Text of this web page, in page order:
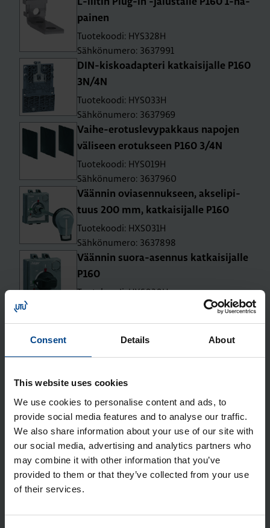
Consent Details About
This website uses cookies
We use cookies to personalise content and ads, to
provide social media features and to analyse our traffic.
We also share information about your use of our site with
our social media, advertising and analytics partners who
may combine it with other information that you’ve
provided to them or that they’ve collected from your use
of their services.
L-lii­tin Plug-In -ja­lus­tal­le P160 1-na­
pai­nen
Tuotekoodi: HYS328H
Sähkönumero: 3637991
DIN-kis­koa­dap­te­ri kat­kai­si­jal­le P160
3N/4N
Tuotekoodi: HYS033H
Sähkönumero: 3637969
Vai­he-ero­tus­le­vy­pak­kaus na­po­jen
vä­li­seen ero­tuk­seen P160 3/4N
Tuotekoodi: HYS019H
Sähkönumero: 3637960
Vään­nin ovia­sen­nuk­seen, ak­se­li­pi­
tuus 200 mm, kat­kai­si­jal­le P160
Tuotekoodi: HXS031H
Sähkönumero: 3637898
Vään­nin suo­ra-asen­nus kat­kai­si­jal­le
P160
Tuotekoodi: HXS030H
Lii­tin­suo­ja­kan­si suo­ril­le lii­tän­tä­jat­
ko­pa­loil­le P160 3N
Tuotekoodi: HYS021H
Lii­tin­suo­ja­kan­si le­vi­te­tyil­le lii­tän­tä­
jat­ko­pa­loil­le P160 3N
Tuotekoodi: HYS023H
Sähkönumero: 3637963
Lii­tän­tä­suo­ja­kan­si ta­ka­lii­ty­nöil­le ja
Plug-In -lii­tyn­nöil­le P160 3N
Lii­tin­suo­ja­kan­si ala­puo­li­nen le­vi­te­